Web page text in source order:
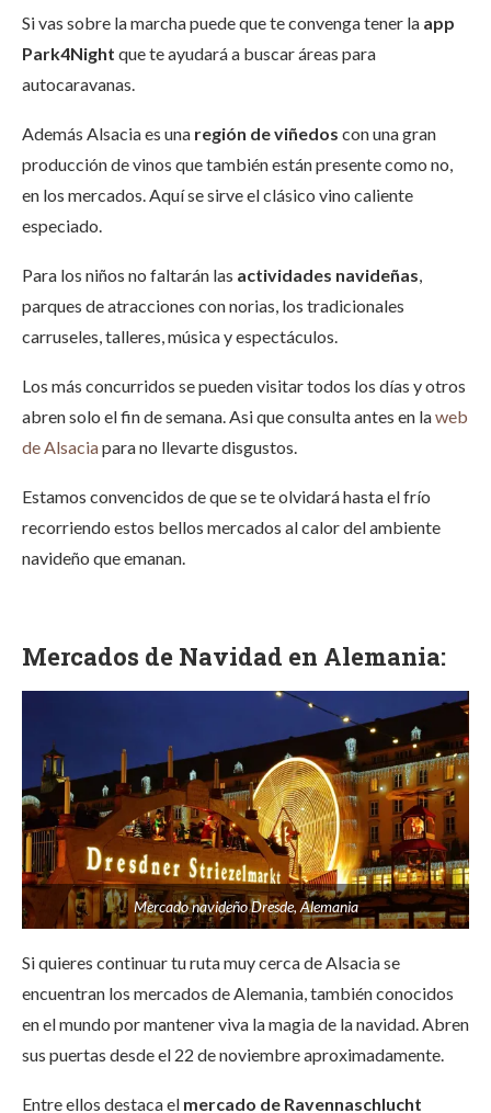
Si vas sobre la marcha puede que te convenga tener la app
Park4Night que te ayudará a buscar áreas para
autocaravanas.
Además Alsacia es una región de viñedos con una gran
producción de vinos que también están presente como no,
en los mercados. Aquí se sirve el clásico vino caliente
especiado.
Para los niños no faltarán las actividades navideñas
parques de atracciones con norias, los tradicionales
carruseles, talleres, música y espectáculos.
Los más concurridos se pueden visitar todos los días y otros
abren solo el fin de semana. Asi que consulta antes en laweb
de Alsaciapara no llevarte disgustos.
Estamos convencidos de que se te olvidará hasta el frío
recorriendo estos bellos mercados al calor del ambiente
navideño que emanan.
Mercados de Navidad en Alemania:
Mercado navideño Dresde, Alemania
Si quieres continuar tu ruta muy cerca de Alsacia se
encuentran los mercados de Alemania, también conocidos
en el mundo por mantener viva la magia de la navidad. Abren
sus puertas desde el 22 de noviembre aproximadamente.
Entre ellos destaca el mercado de Ravennaschlucht